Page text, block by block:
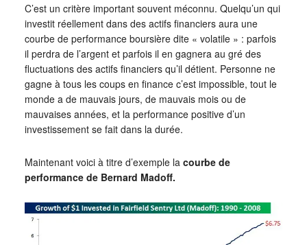
C’est un critère important souvent méconnu. Quelqu’un qui
investit réellement dans des actifs financiers aura une
courbe de performance boursière dite « volatile » : parfois
il perdra de l’argent et parfois il en gagnera au gré des
fluctuations des actifs financiers qu’il détient. Personne ne
gagne à tous les coups en finance c’est impossible, tout le
monde a de mauvais jours, de mauvais mois ou de
mauvaises années, et la performance positive d’un
investissement se fait dans la durée.
Maintenant voici à titre d’exemple la courbe de
performance de Bernard Madoff.